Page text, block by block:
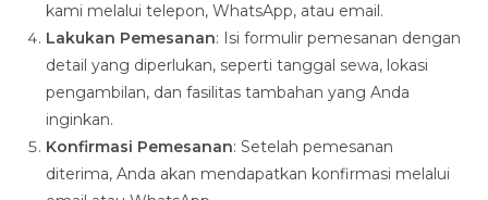
kami melalui telepon, WhatsApp, atau email.
Lakukan Pemesanan: Isi formulir pemesanan dengan
detail yang diperlukan, seperti tanggal sewa, lokasi
pengambilan, dan fasilitas tambahan yang Anda
inginkan.
Konfirmasi Pemesanan: Setelah pemesanan
diterima, Anda akan mendapatkan konfirmasi melalui